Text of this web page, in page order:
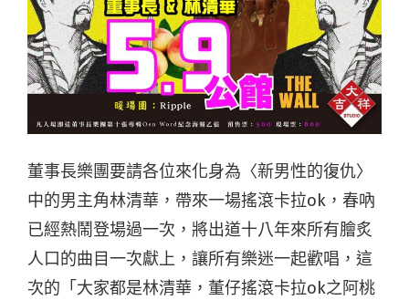
董事長樂團要請各位來化身為〈新男性的復仇〉
中的男主角林清華，帶來一場搖滾卡拉ok，春吶
已經熱鬧登場過一次，將出道十八年來所有膾炙
人口的曲目一次獻上，讓所有樂迷一起歡唱，這
次的「大家都是林清華，董仔搖滾卡拉ok之阿桃